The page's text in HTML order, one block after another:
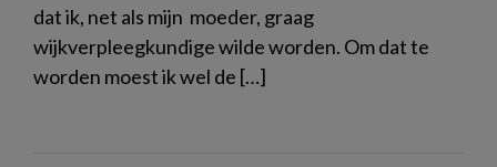
dat ik, net als mijn moeder, graag
wijkverpleegkundige wilde worden. Om dat te
worden moest ik wel de […]